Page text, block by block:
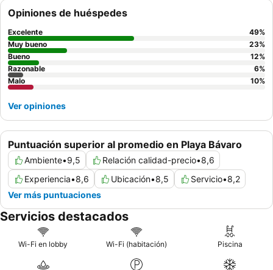
atento y amable
del personal y la
comidaen los diferentes restaurantes. Para una estancia más
tranquila, considere solicitar una habitación con vistas al jardín.
Puntuación superior al promedio en Playa Bávaro
Ambiente•9,5 Relación calidad-precio•8,6
Experiencia•8,6 Ubicación•8,5 Servicio•8,2
Ver más puntuaciones
Opiniones de huéspedes
Excelente 49%
Muy bueno
23%
Bueno
12%
Razonable
6%
Malo
10%
Ver opiniones
Servicios destacados
Wi-Fi en lobby Wi-Fi (habitación) Piscina